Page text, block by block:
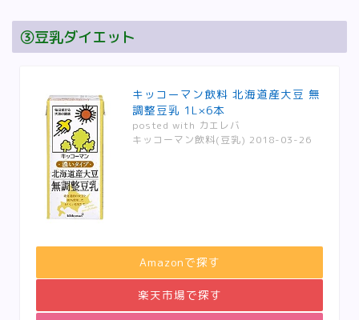
③豆乳ダイエット
キッコーマン飲料 北海道産大豆 無
調整豆乳 1L×6本
posted with カエレバ
キッコーマン飲料(豆乳) 2018-03-26
Amazonで探す
楽天市場で探す